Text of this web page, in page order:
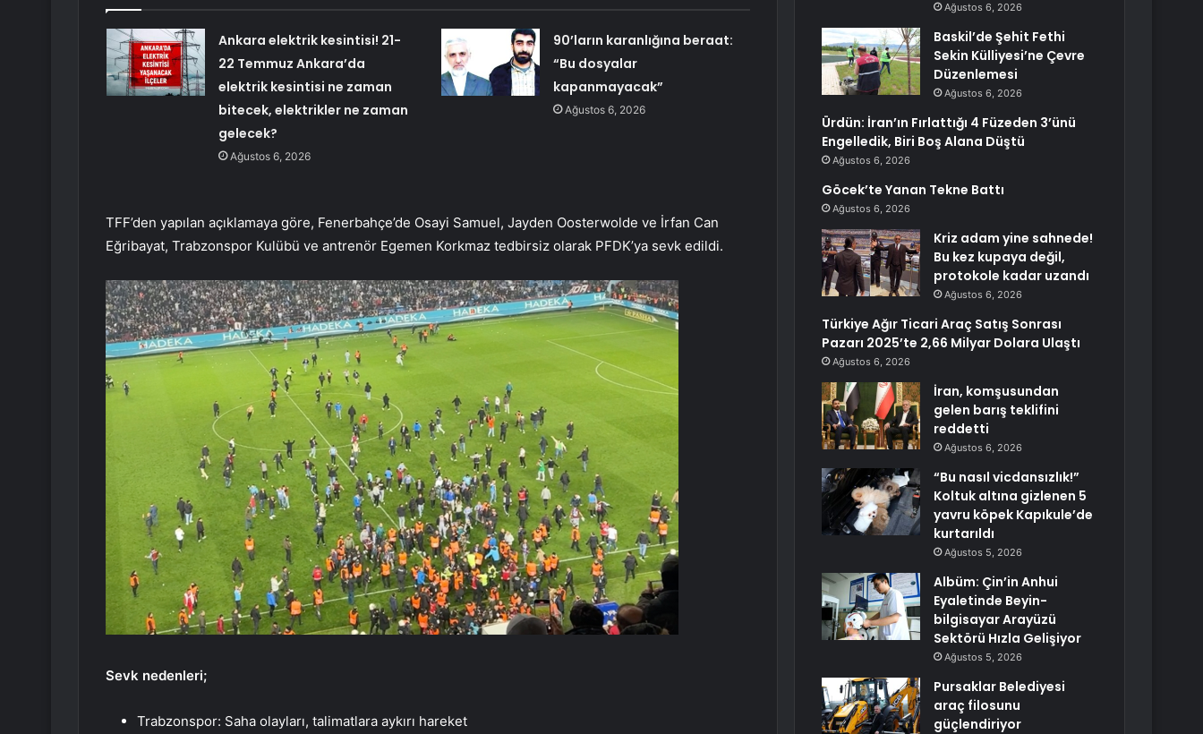
Ankara elektrik kesintisi! 21-
22 Temmuz Ankara’da
elektrik kesintisi ne zaman
bitecek, elektrikler ne zaman
gelecek?
Ağustos 6, 2026
90’ların karanlığına beraat:
“Bu dosyalar
kapanmayacak”
Ağustos 6, 2026
TFF’den yapılan açıklamaya göre, Fenerbahçe’de Osayi Samuel, Jayden Oosterwolde ve İrfan Can
Eğribayat, Trabzonspor Kulübü ve antrenör Egemen Korkmaz tedbirsiz olarak PFDK’ya sevk edildi.
Sevk nedenleri;
Trabzonspor: Saha olayları, talimatlara aykırı hareket
Ağustos 6, 2026
Baskil’de Şehit Fethi
Sekin Külliyesi’ne Çevre
Düzenlemesi
Ağustos 6, 2026
Ürdün: İran’ın Fırlattığı 4 Füzeden 3’ünü
Engelledik, Biri Boş Alana Düştü
Ağustos 6, 2026
Göcek’te Yanan Tekne Battı
Ağustos 6, 2026
Kriz adam yine sahnede!
Bu kez kupaya değil,
protokole kadar uzandı
Ağustos 6, 2026
Türkiye Ağır Ticari Araç Satış Sonrası
Pazarı 2025’te 2,66 Milyar Dolara Ulaştı
Ağustos 6, 2026
İran, komşusundan
gelen barış teklifini
reddetti
Ağustos 6, 2026
“Bu nasıl vicdansızlık!”
Koltuk altına gizlenen 5
yavru köpek Kapıkule’de
kurtarıldı
Ağustos 5, 2026
Albüm: Çin’in Anhui
Eyaletinde Beyin-
bilgisayar Arayüzü
Sektörü Hızla Gelişiyor
Ağustos 5, 2026
Pursaklar Belediyesi
araç filosunu
güçlendiriyor